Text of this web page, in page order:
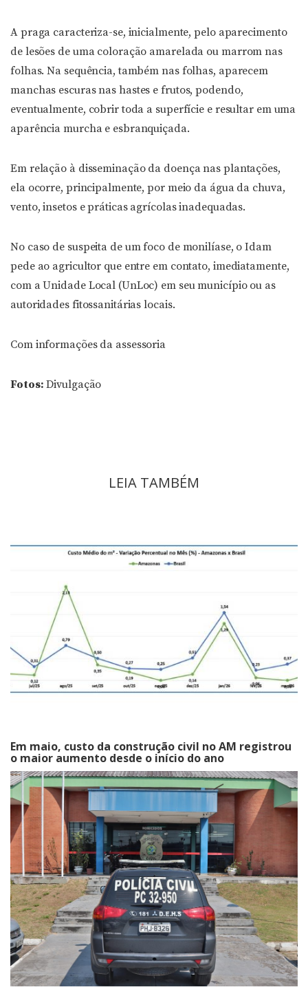
A praga caracteriza-se, inicialmente, pelo aparecimento
de lesões de uma coloração amarelada ou marrom nas
folhas. Na sequência, também nas folhas, aparecem
manchas escuras nas hastes e frutos, podendo,
eventualmente, cobrir toda a superfície e resultar em uma
aparência murcha e esbranquiçada.
Em relação à disseminação da doença nas plantações,
ela ocorre, principalmente, por meio da água da chuva,
vento, insetos e práticas agrícolas inadequadas.
No caso de suspeita de um foco de monilíase, o Idam
pede ao agricultor que entre em contato, imediatamente,
com a Unidade Local (UnLoc) em seu município ou as
autoridades fitossanitárias locais.
Com informações da assessoria
Fotos: Divulgação
LEIA TAMBÉM
Em maio, custo da construção civil no AM registrou
o maior aumento desde o início do ano